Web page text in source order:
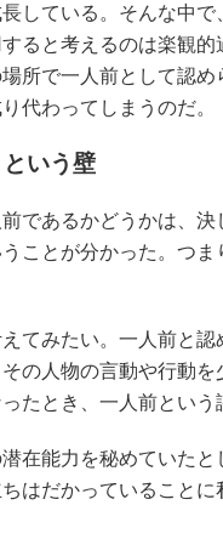
している。そんな中で
ると考えるのは楽観的
所で一人前として認め
代わってしまうのだ。
いう壁
であるかどうかは、決
ことが分かった。つま
てみたい。一人前と認
の人物の言動や行動を
とき、一人前という
在能力を秘めていたと
はだかっていることに